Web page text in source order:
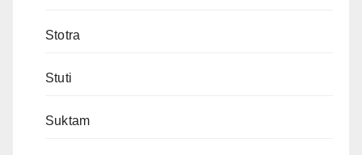
Stotra
Stuti
Suktam